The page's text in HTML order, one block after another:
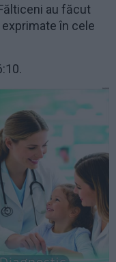
au făcut
în cele